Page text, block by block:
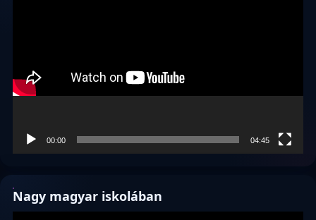
00:00 04:45
Nagy magyar iskolában